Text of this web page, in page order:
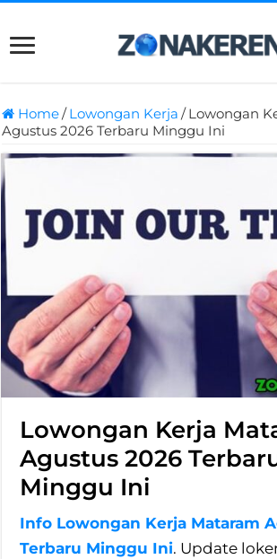
Home/Lowongan Kerja /Lowongan
Agustus 2026 Terbaru Minggu Ini
Lowongan Kerja
Agustus 2026
Minggu Ini
Info Lowongan Kerja Mataram
Terbaru Minggu Ini. Update